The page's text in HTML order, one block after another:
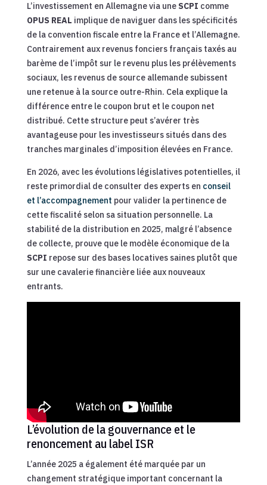
L’investissement en Allemagne via une SCPI comme
OPUS REAL implique de naviguer dans les spécificités
de la convention fiscale entre la France et l’Allemagne.
Contrairement aux revenus fonciers français taxés au
barème de l’impôt sur le revenu plus les prélèvements
sociaux, les revenus de source allemande subissent
une retenue à la source outre-Rhin. Cela explique la
différence entre le coupon brut et le coupon net
distribué. Cette structure peut s’avérer très
avantageuse pour les investisseurs situés dans des
tranches marginales d’imposition élevées en France.
En 2026, avec les évolutions législatives potentielles, il
reste primordial de consulter des experts en conseil
et l’accompagnement pour valider la pertinence de
cette fiscalité selon sa situation personnelle. La
stabilité de la distribution en 2025, malgré l’absence
de collecte, prouve que le modèle économique de la
SCPI repose sur des bases locatives saines plutôt que
sur une cavalerie financière liée aux nouveaux
entrants.
L’évolution de la gouvernance et le
renoncement au label ISR
L’année 2025 a également été marquée par un
changement stratégique important concernant la